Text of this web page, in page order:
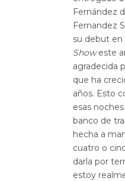
Fernández
Fernandez
su debut en
Showeste
agradecida
que ha
años. Esto
esas
banco de
hecha a
cuatro o
darla por
estoy